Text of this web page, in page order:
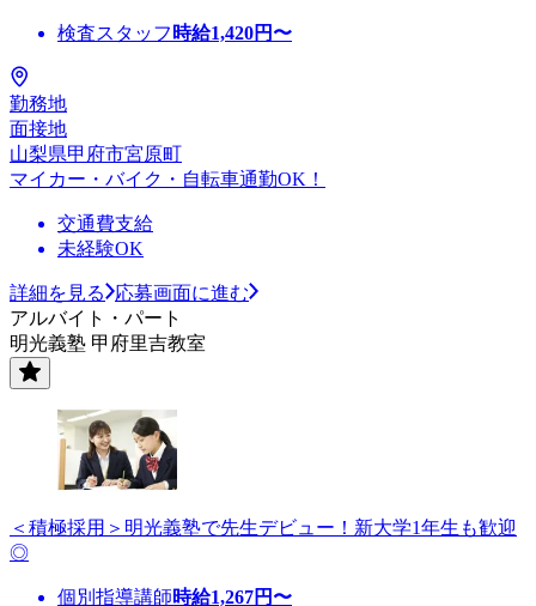
検査スタッフ 時給1,420円〜
勤務地
面接地
山梨県甲府市宮原町
マイカー・バイク・自転車通勤OK！
交通費支給
未経験OK
詳細を見る
応募画面に進む
アルバイト・パート
明光義塾 甲府里吉教室
＜積極採用＞明光義塾で先生デビュー！新大学1年生も歓迎
◎
個別指導講師時給1,267円〜